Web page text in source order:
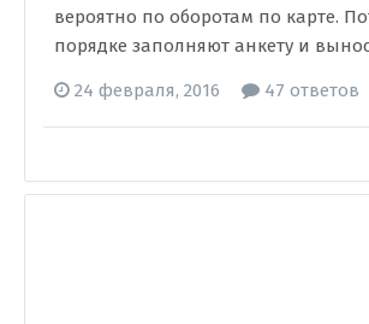
вероятно по оборотам по карте.
порядке заполняют анкету и
24 февраля, 2016 47 ответов